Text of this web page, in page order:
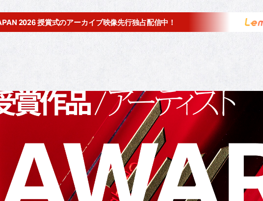
2026 授賞式のアーカイブ映像先行独占配信中！